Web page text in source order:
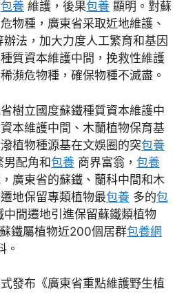
包養 維護，後果包養 顯明。對蘇
物種，廣東省采取近地維護、
辦法，加大力度人工繁育和基因
質資本維護中間，挽救性維護
瀕危物種，確保物種不滅盡。
樹立國度蘇鐵種質資本維護中
本維護中間、木蘭植物保育基
植物種源基在文娛圈的突包養
男配角和包養 商界富翁， 包養
廣東省的蘇鐵、蘭科中間和木
地保留專類植物最包養 多的包
中間遷地引進保留蘇鐵類植物
鐵屬植物近200個居群包養網
。
發布《廣東省重點維護野生植